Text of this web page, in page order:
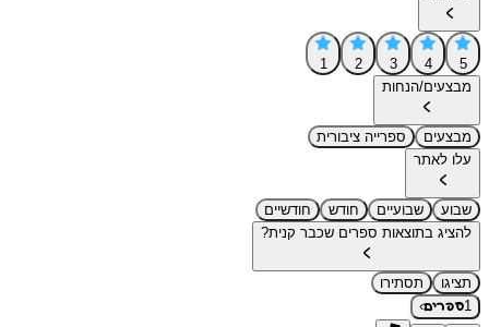
5
4
3
2
1
מבצעים/הנחות
מבצעים
ספרייה ציבורית
עלו לאתר
שבוע שבועיים חודש
חודשיים
להציג בתוצאות ספרים שכבר קנית?
תציגו
תסתירו
1ספרים›